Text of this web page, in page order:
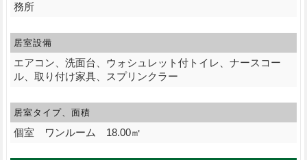
務所
居室設備
エアコン、洗面台、ウォシュレット付トイレ、ナースコー
ル、取り付け家具、スプリンクラー
居室タイプ、面積
個室 ワンルーム 18.00㎡